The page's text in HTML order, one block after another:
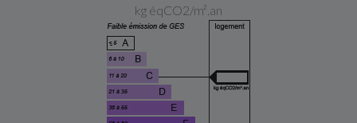
kg éqCO2/m².an